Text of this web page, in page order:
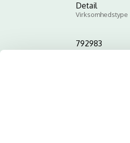
Detail
Virksomhedstype
792983
ID-nummer